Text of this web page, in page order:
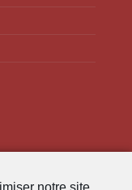
notre site